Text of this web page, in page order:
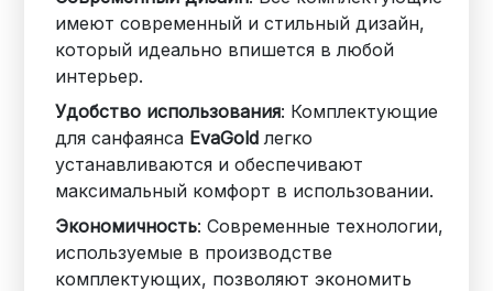
имеют современный и стильный дизайн,
который идеально впишется в любой
интерьер.
Удобство использования: Комплектующие
для санфаянса EvaGold легко
устанавливаются и обеспечивают
максимальный комфорт в использовании.
Экономичность: Современные технологии,
используемые в производстве
комплектующих, позволяют экономить